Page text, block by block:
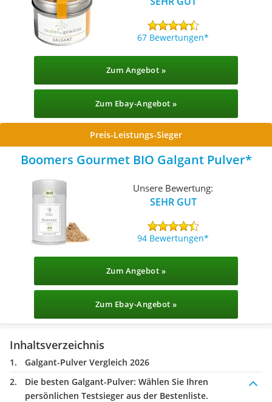
67 Bewertungen
Zum Angebot »
Zum Ebay-Angebot »
Preis-Leistungs-Sieger
Boomers Gourmet BIO Galgant Pulver
Unsere Bewertung:
SEHR GUT
94 Bewertungen
Zum Angebot »
Zum Ebay-Angebot »
Inhaltsverzeichnis
Galgant-Pulver Vergleich 2026
Die besten Galgant-Pulver: Wählen Sie Ihren
persönlichen Testsieger aus der Bestenliste.